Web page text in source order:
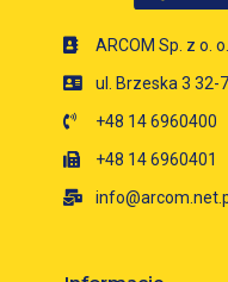
ARCOM Sp. z o. o.
ul. Brzeska 3 32-
+48 14 6960400
+48 14 6960401